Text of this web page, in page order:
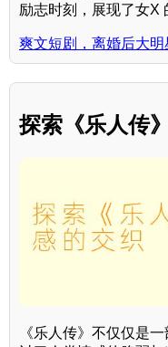
励志时刻，展现了女X
爽文短剧，离婚后大
探索《乐人传
《乐人传》不仅仅是